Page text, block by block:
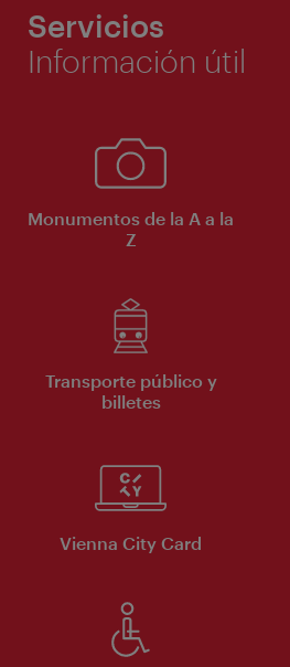
Servicios
Información útil
Monumentos de la A a la
Z
Transporte público y
billetes
Vienna City Card